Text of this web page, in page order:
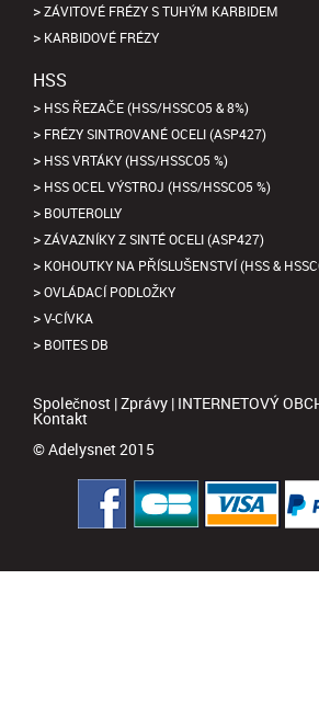
ZÁVITOVÉ FRÉZY S TUHÝM KARBIDEM
KARBIDOVÉ FRÉZY
HSS
HSS ŘEZAČE (HSS/HSSCO5 & 8%)
FRÉZY SINTROVANÉ OCELI (ASP427)
HSS VRTÁKY (HSS/HSSCO5 %)
HSS OCEL VÝSTROJ (HSS/HSSCO5 %)
BOUTEROLLY
ZÁVAZNÍKY Z SINTÉ OCELI (ASP427)
KOHOUTKY NA PŘÍSLUŠENSTVÍ (HSS &
OVLÁDACÍ PODLOŽKY
V-CÍVKA
BOITES DB
Společnost |Zprávy | INTERNETOVÝ
Kontakt
© Adelysnet 2015